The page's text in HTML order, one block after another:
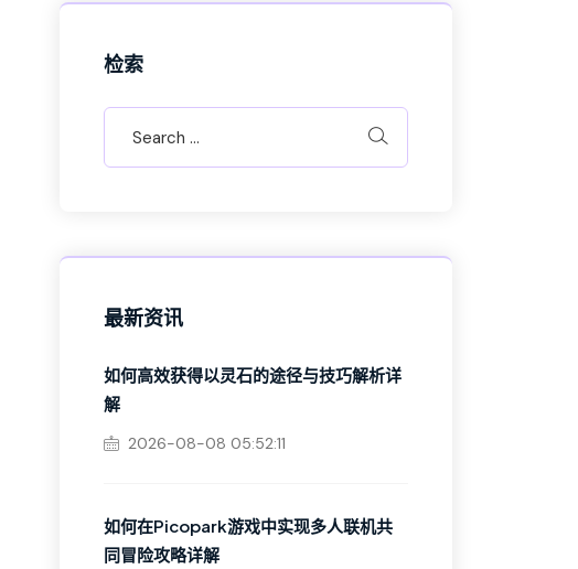
检索
最新资讯
如何高效获得以灵石的途径与技巧解析详
解
2026-08-08 05:52:11
如何在Picopark游戏中实现多人联机共
同冒险攻略详解